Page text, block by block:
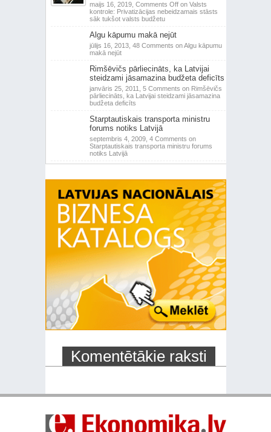
maijs 16, 2019, Comments Offon Valsts
kontrole: Privatizācijas nebeidzamais stāsts
sāk tukšot valsts budžetu
Algu kāpumu makā nejūt
jūlijs 16, 2013, 48 Comments on Algu kāpumu
makā nejūt
Rimšēvičs pārliecināts, ka Latvijai
steidzami jāsamazina budžeta deficīts
janvāris 25, 2011, 5 Comments on Rimšēvičs
pārliecināts, ka Latvijai steidzami jāsamazina
budžeta deficīts
Starptautiskais transporta ministru
forums notiks Latvijā
septembris 4, 2009, 4 Comments on
Starptautiskais transporta ministru forums
notiks Latvijā
Komentētākie raksti